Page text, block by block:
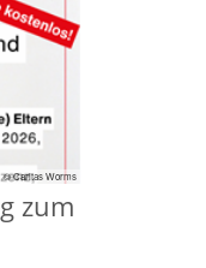
© Caritas Worms
zum